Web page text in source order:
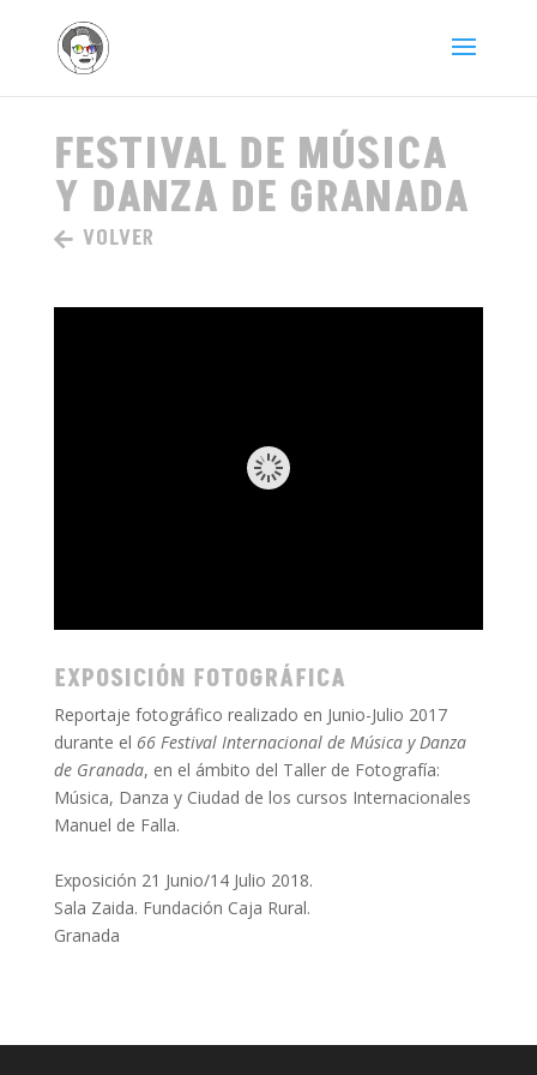
FESTIVAL DE MÚSICA
Y DANZA DE GRANADA
VOLVER
EXPOSICIÓN FOTOGRÁFICA
Reportaje fotográfico realizado en Junio-Julio 2017
durante el 66 Festival Internacional de Música y Danza
de Granada, en el ámbito del Taller de Fotografía:
Música, Danza y Ciudad de los cursos Internacionales
Manuel de Falla.
Exposición 21 Junio/14 Julio 2018.
Sala Zaida. Fundación Caja Rural.
Granada